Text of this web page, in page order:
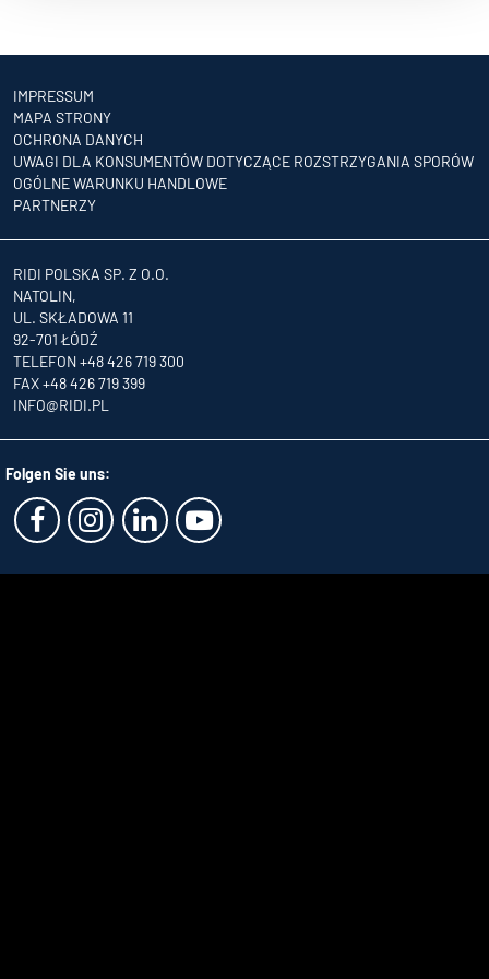
IMPRESSUM
MAPA STRONY
OCHRONA DANYCH
UWAGI DLA KONSUMENTÓW DOTYCZĄCE ROZSTRZYGANIA SPORÓW
OGÓLNE WARUNKU HANDLOWE
PARTNERZY
RIDI POLSKA SP. Z O.O.
NATOLIN,
UL. SKŁADOWA 11
92-701 ŁÓDŹ
TELEFON +48 426 719 300
FAX +48 426 719 399
INFO@RIDI.PL
Folgen Sie uns: